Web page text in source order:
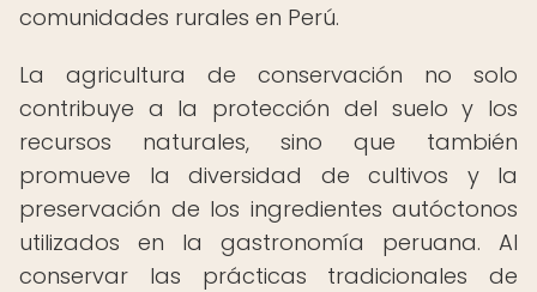
comunidades rurales en Perú.
La agricultura de conservación no solo
contribuye a la protección del suelo y los
recursos naturales, sino que también
promueve la diversidad de cultivos y la
preservación de los ingredientes autóctonos
utilizados en la gastronomía peruana. Al
conservar las prácticas tradicionales de